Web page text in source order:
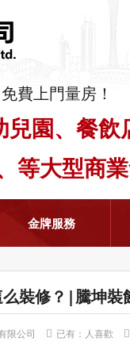
費上門量房！
園、餐飲
等大型商
金牌服務
裝修？|騰坤裝
限公司 已有： 人喜歡